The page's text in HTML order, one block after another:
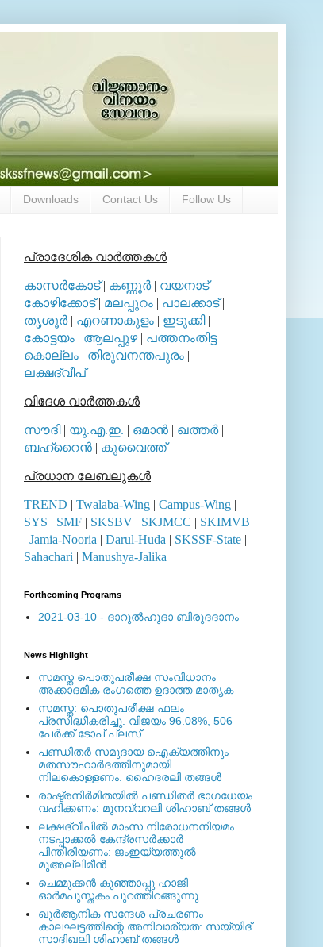
Downloads Contact Us Follow Us
പ്രാദേശിക വാര്‍ത്തകള്‍
കാസര്‍കോട്| കണ്ണൂര്‍| വയനാട്|
കോഴിക്കോട്| മലപ്പുറം | പാലക്കാട്|
തൃശൂര്‍| എറണാകുളം | ഇടുക്കി|
കോട്ടയം | ആലപ്പുഴ| പത്തനംതിട്ട|
കൊല്ലം | തിരുവനന്തപുരം |
ലക്ഷദ്വീപ്|
വിദേശ വാര്‍ത്തകള്‍
സൗദി| യു.എ.ഇ. | ഒമാന്‍ | ഖത്തര്‍|
ബഹ്റൈന്‍ | കുവൈത്ത്
പ്രധാന ലേബലുകള്‍
TREND | Twalaba-Wing | Campus-Wing |
SYS | SMF | SKSBV | SKJMCC | SKIMVB
| Jamia-Nooria | Darul-Huda | SKSSF-State |
Sahachari | Manushya-Jalika |
Forthcoming Programs
2021-03-10 - ദാറുല്‍ഹുദാ ബിരുദദാനം
News Highlight
സമസ്ത പൊതുപരീക്ഷ സംവിധാനം
അക്കാദമിക രംഗത്തെ ഉദാത്ത മാതൃക
സമസ്ത: പൊതുപരീക്ഷ ഫലം
പ്രസിദ്ധീകരിച്ചു. വിജയം 96.08%, 506
പേര്‍ക്ക് ടോപ് പ്ലസ്.
പണ്ഡിതര്‍ സമുദായ ഐക്യത്തിനും
മതസൗഹാര്‍ദത്തിനുമായി
നിലകൊള്ളണം: ഹൈദരലി തങ്ങള്‍
രാഷ്ട്രനിര്‍മിതയില്‍ പണ്ഡിതര്‍ ഭാഗധേയം
വഹിക്കണം: മുനവ്വറലി ശിഹാബ് തങ്ങള്‍
ലക്ഷദ്വീപില്‍ മാംസ നിരോധനനിയമം
നടപ്പാക്കല്‍ കേന്ദ്രസര്‍ക്കാര്‍
പിന്തിരിയണം: ജംഇയ്യത്തുല്‍
മുഅല്ലിമീന്‍
ചെമ്മുക്കന്‍ കുഞ്ഞാപ്പു ഹാജി
ഓര്‍മപുസ്തകം പുറത്തിറങ്ങുന്നു
ഖുര്‍ആനിക സന്ദേശ പ്രചരണം
കാലഘട്ടത്തിന്റെ അനിവാര്യത: സയ്യിദ്
സാദിഖലി ശിഹാബ് തങ്ങള്‍